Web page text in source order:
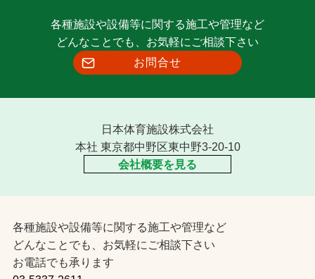
各種施設や設備等に関する施工や管理など
どんなことでも、お気軽にご相談下さい
お問合せ
日本体育施設株式会社
本社 東京都中野区東中野3-20-10
会社概要を見る
各種施設や設備等に関する施工や管理など
どんなことでも、お気軽にご相談下さい
お電話でも承ります